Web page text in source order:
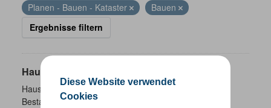
Diese Website verwendet
Cookies
Planen - Bauen - Kataster
Bauen
Ergebnisse filtern
Hausnummernkoordinaten
Hausnummernkoordinaten abgeleitet aus dem ALKIS-
Bestand